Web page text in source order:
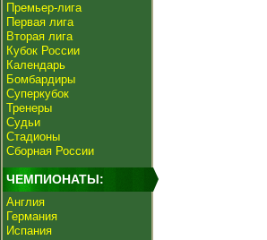
Премьер-лига
Первая лига
Вторая лига
Кубок России
Календарь
Бомбардиры
Суперкубок
Тренеры
Судьи
Стадионы
Сборная России
ЧЕМПИОНАТЫ:
Англия
Германия
Испания